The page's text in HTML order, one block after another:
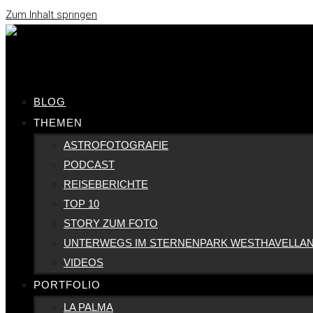
Zum Inhalt springen
BLOG
THEMEN
ASTROFOTOGRAFIE
PODCAST
REISEBERICHTE
TOP 10
STORY ZUM FOTO
UNTERWEGS IM STERNENPARK
VIDEOS
PORTFOLIO
LA PALMA